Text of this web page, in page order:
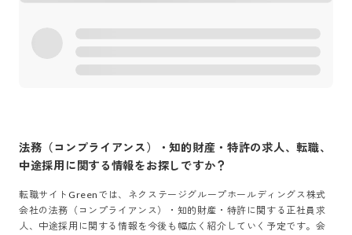
法務（コンプライアンス）・知的財産・特許の求人、転職、
中途採用に関する情報をお探しですか？
転職サイトGreenでは、 ネクステージグループホールディングス株式
会社の 法務（コンプライアンス）・知的財産・特許 に関する正社員求
人、中途採用に関する情報を今後も幅広く紹介していく予定です。会